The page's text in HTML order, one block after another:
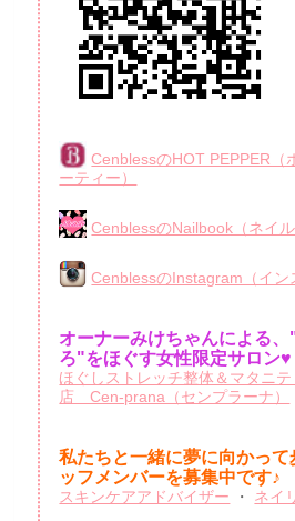
CenblessのHOT PEPPER（
ーティー）
CenblessのNailbook（ネイル
CenblessのInstagram（イン
オーナーみけちゃんによる
ろ"をほぐす女性限定サロン♥
ほぐしストレッチ整体＆マタニ
店 Cen-prana（センプラーナ）
私たちと一緒に夢に向かって
ッフメンバーを募集中です♪
スキンケアアドバイザー ・ ネイ